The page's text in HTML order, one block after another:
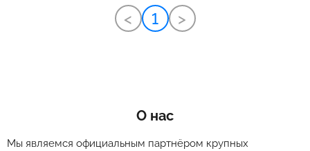
< 1 >
О нас
Мы являемся официальным партнёром крупных